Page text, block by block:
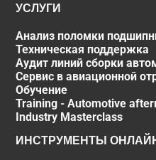
УСЛУГИ
Анализ поломки
Техническая поддержка
Аудит линий сборки
Сервис в авиационной
Обучение
Training - Automotive
Industry Masterclass
ИНСТРУМЕНТЫ